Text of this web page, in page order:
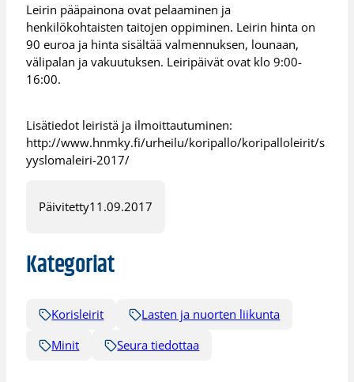
Leirin pääpainona ovat pelaaminen ja
henkilökohtaisten taitojen oppiminen. Leirin hinta on
90 euroa ja hinta sisältää valmennuksen, lounaan,
välipalan ja vakuutuksen. Leiripäivät ovat klo 9:00-
16:00.
Lisätiedot leiristä ja ilmoittautuminen:
http://www.hnmky.fi/urheilu/koripallo/koripalloleirit/s
yyslomaleiri-2017/
Päivitetty11.09.2017
Kategoriat
Korisleirit
Lasten ja nuorten liikunta
Minit
Seura tiedottaa